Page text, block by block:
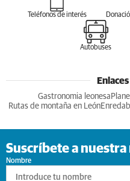
Teléfonos de interés
Autobuses
Gastronomia leonesa
Rutas de montaña en León
Suscríbete a
Nombre